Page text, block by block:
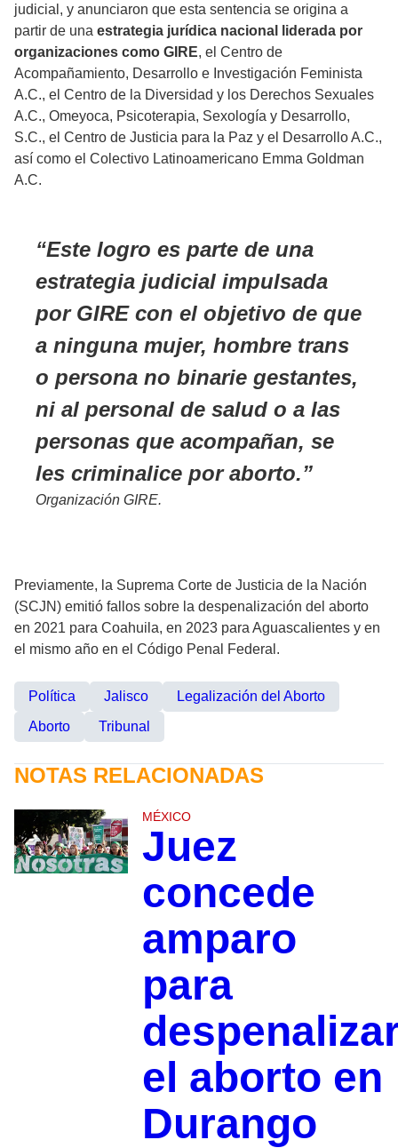
judicial, y anunciaron que esta sentencia se origina a
partir de una estrategia jurídica nacional liderada por
organizaciones como GIRE, el Centro de
Acompañamiento, Desarrollo e Investigación Feminista
A.C., el Centro de la Diversidad y los Derechos Sexuales
A.C., Omeyoca, Psicoterapia, Sexología y Desarrollo,
S.C., el Centro de Justicia para la Paz y el Desarrollo A.C.,
así como el Colectivo Latinoamericano Emma Goldman
A.C.
Este logro es parte de una
estrategia judicial impulsada
por GIRE con el objetivo de que
a ninguna mujer, hombre trans
o persona no binarie gestantes,
ni al personal de salud o a las
personas que acompañan, se
les criminalice por aborto.
Organización GIRE.
Previamente, la Suprema Corte de Justicia de la Nación
(SCJN) emitió fallos sobre la despenalización del aborto
en 2021 para Coahuila, en 2023 para Aguascalientes y en
el mismo año en el Código Penal Federal.
Política Jalisco
Legalización del Aborto
Aborto
Tribunal
NOTAS RELACIONADAS
MÉXICO
Juez
concede
amparo
para
el aborto en
Durango